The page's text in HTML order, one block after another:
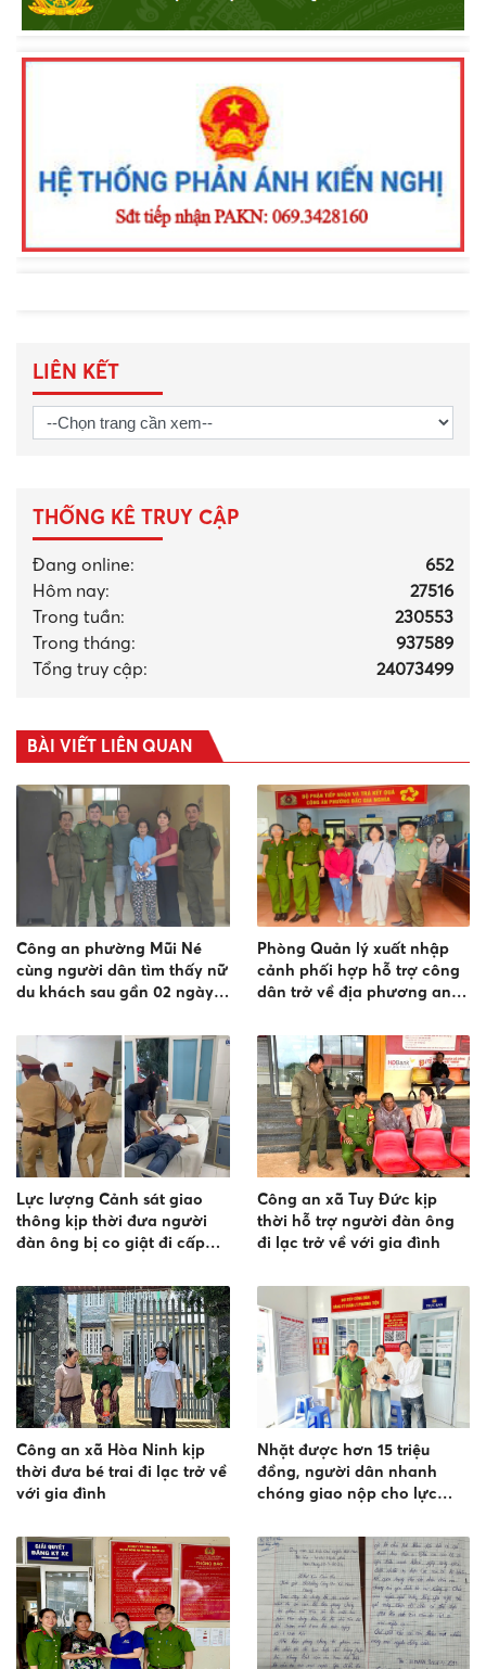
trợ
phường Nam Gia Nghĩa trong đấu
tranh phòng, chống tội phạm
LIÊN KẾT
THỐNG KÊ TRUY CẬP
Đang online:
652
Hôm nay:
27516
Trong tuần:
230553
Trong tháng:
937589
Tổng truy cập:
24073499
BÀI VIẾT LIÊN QUAN
Công an phường Mũi Né
cùng người dân tìm thấy nữ
du khách sau gần 02 ngày
Phòng Quản lý xuất nhập
cảnh phối hợp hỗ trợ công
dân trở về địa phương an
Lực lượng Cảnh sát giao
thông kịp thời đưa người
đàn ông bị co giật đi cấp
Công an xã Tuy Đức kịp
thời hỗ trợ người đàn ông
đi lạc trở về với gia đình
Công an xã Hòa Ninh kịp
thời đưa bé trai đi lạc trở về
với gia đình
Nhặt được hơn 15 triệu
đồng, người dân nhanh
chóng giao nộp cho lực
người mất